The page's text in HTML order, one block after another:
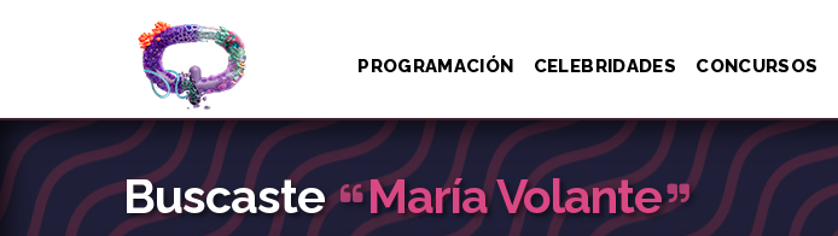
PROGRAMACIÓN CELEBRIDADES CONCURSOS
Buscaste María Volante